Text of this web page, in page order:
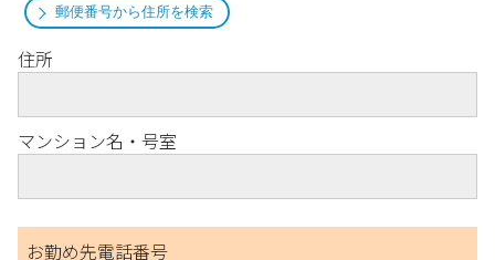
郵便番号から住所を検索
住所
マンション名・号室
お勤め先電話番号